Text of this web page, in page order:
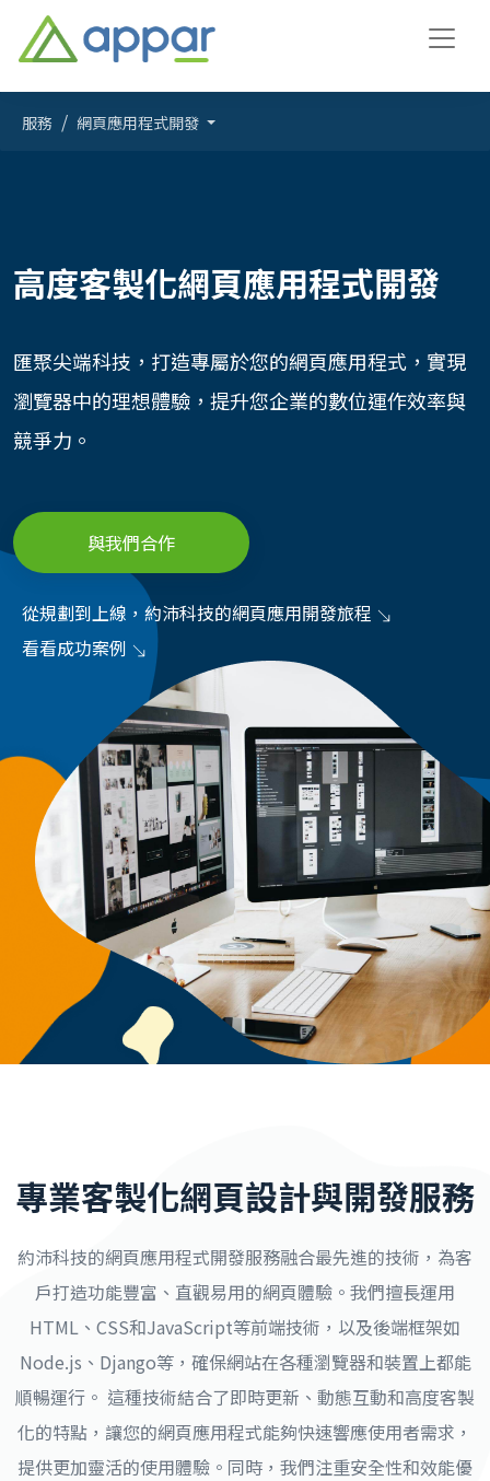
服務 網頁應用程式開發
高度客製化網頁應用程式開發
匯聚尖端科技，打造專屬於您的網頁應用程式，實現
瀏覽器中的理想體驗，提升您企業的數位運作效率與
競爭力。
與我們合作
從規劃到上線，約沛科技的網頁應用開發旅程
看看成功案例
專業客製化網頁設計與開發服務
約沛科技的網頁應用程式開發服務融合最先進的技術，為客
戶打造功能豐富、直觀易用的網頁體驗。我們擅長運用
HTML、CSS和JavaScript等前端技術，以及後端框架如
Node.js、Django等，確保網站在各種瀏覽器和裝置上都能
順暢運行。 這種技術結合了即時更新、動態互動和高度客製
化的特點，讓您的網頁應用程式能夠快速響應使用者需求，
提供更加靈活的使用體驗。同時，我們注重安全性和效能優